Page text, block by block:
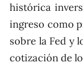
histórica
ingreso como
sobre la Fed y
cotización de